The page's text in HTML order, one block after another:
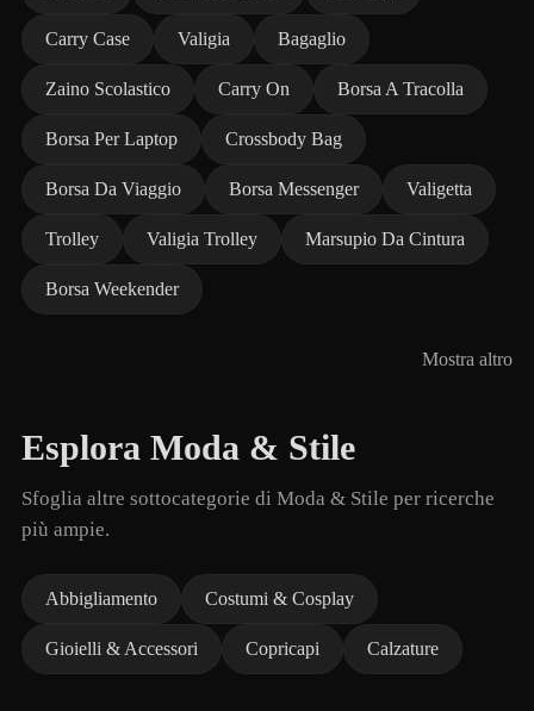
Carry Case Valigia Bagaglio
Zaino Scolastico Carry On Borsa A Tracolla
Borsa Per Laptop Crossbody Bag
Borsa Da Viaggio Borsa Messenger Valigetta
Trolley Valigia Trolley Marsupio Da Cintura
Borsa Weekender
Mostra altro
Esplora Moda & Stile
Sfoglia altre sottocategorie di Moda & Stile per ricerche
più ampie.
Abbigliamento Costumi & Cosplay
Gioielli & Accessori Copricapi Calzature